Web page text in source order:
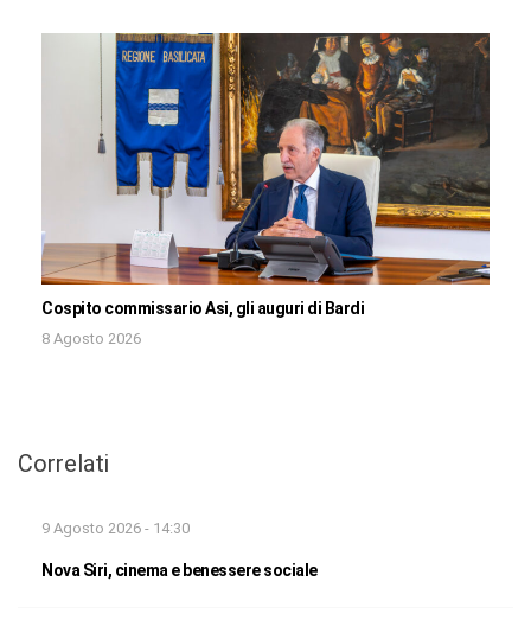
Cospito commissario Asi, gli auguri di Bardi
8 Agosto 2026
Correlati
9 Agosto 2026 - 14:30
Nova Siri, cinema e benessere sociale